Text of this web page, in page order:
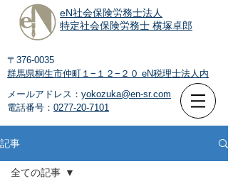
eN社会保険労務士法人
特定社会保険労務士 横塚卓郎
〒376-0035
群馬県桐生市仲町１−１２−２０ eN税理士法人内
メールアドレス： yokozuka@en-sr.com
電話番号： 0277-20-7101
記事
全ての記事